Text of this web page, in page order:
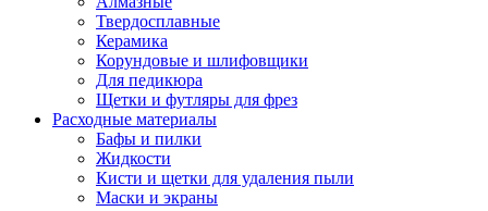
Твердосплавные
Керамика
Корундовые и шлифовщики
Для педикюра
Щетки и футляры для фрез
Расходные материалы
Бафы и пилки
Жидкости
Кисти и щетки для удаления пыли
Маски и экраны